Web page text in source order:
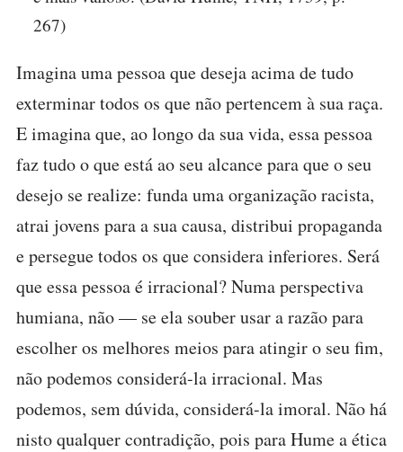
267)
Imagina uma pessoa que deseja acima de tudo
exterminar todos os que não pertencem à sua raça.
E imagina que, ao longo da sua vida, essa pessoa
faz tudo o que está ao seu alcance para que o seu
desejo se realize: funda uma organização racista,
atrai jovens para a sua causa, distribui propaganda
e persegue todos os que considera inferiores. Será
que essa pessoa é irracional? Numa perspectiva
humiana, não — se ela souber usar a razão para
escolher os melhores meios para atingir o seu fim,
não podemos considerá-la irracional. Mas
podemos, sem dúvida, considerá-la imoral. Não há
nisto qualquer contradição, pois para Hume a ética